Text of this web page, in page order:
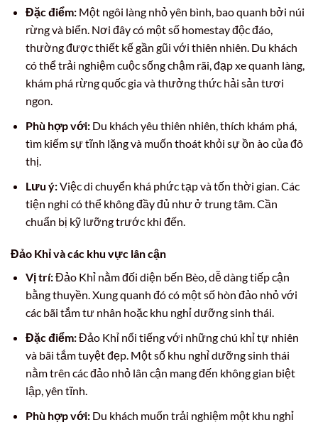
Đặc điểm:Một ngôi làng nhỏ yên bình, bao quanh bởi núi
rừng và biển. Nơi đây có một số homestay độc đáo,
thường được thiết kế gần gũi với thiên nhiên. Du khách
có thể trải nghiệm cuộc sống chậm rãi, đạp xe quanh làng,
khám phá rừng quốc gia và thưởng thức hải sản tươi
ngon.
Phù hợp với:Du khách yêu thiên nhiên, thích khám phá,
tìm kiếm sự tĩnh lặng và muốn thoát khỏi sự ồn ào của đô
thị.
Lưu ý:Việc di chuyển khá phức tạp và tốn thời gian. Các
tiện nghi có thể không đầy đủ như ở trung tâm. Cần
chuẩn bị kỹ lưỡng trước khi đến.
Đảo Khỉ và các khu vực lân cận
Vị trí:Đảo Khỉ nằm đối diện bến Bèo, dễ dàng tiếp cận
bằng thuyền. Xung quanh đó có một số hòn đảo nhỏ với
các bãi tắm tư nhân hoặc khu nghỉ dưỡng sinh thái.
Đặc điểm:Đảo Khỉ nổi tiếng với những chú khỉ tự nhiên
và bãi tắm tuyệt đẹp. Một số khu nghỉ dưỡng sinh thái
nằm trên các đảo nhỏ lân cận mang đến không gian biệt
lập, yên tĩnh.
Phù hợp với:Du khách muốn trải nghiệm một khu nghỉ